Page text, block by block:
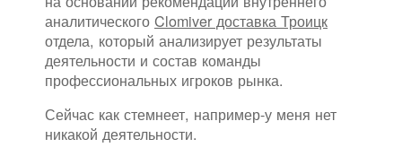
аналитического Clomiver доставка Троицк
отдела, который анализирует результаты
деятельности и состав команды
профессиональных игроков рынка.
Сейчас как стемнеет, например-у меня нет
никакой деятельности.